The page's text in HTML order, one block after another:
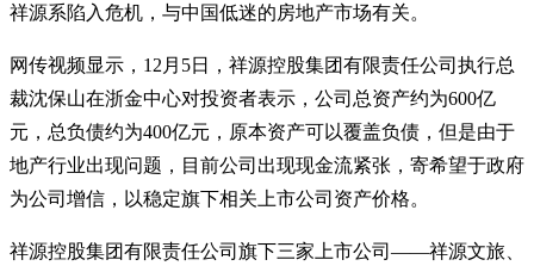
祥源系陷入危机，与中国低迷的房地产市场有关。
网传视频显示，12月5日，祥源控股集团有限责任公司执行总
裁沈保山在浙金中心对投资者表示，公司总资产约为600亿
元，总负债约为400亿元，原本资产可以覆盖负债，但是由于
地产行业出现问题，目前公司出现现金流紧张，寄希望于政府
为公司增信，以稳定旗下相关上市公司资产价格。
祥源控股集团有限责任公司旗下三家上市公司——祥源文旅、